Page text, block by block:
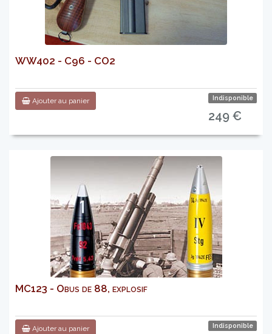
WW402 - C96 - CO2
Ajouter au panier Indisponible
249 €
MC123 - Obus de 88, explosif
Ajouter au panier Indisponible